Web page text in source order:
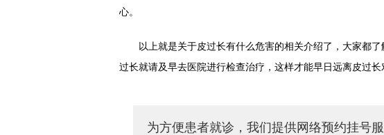
心。
以上就是关于皮过长有什么危害的相关介绍了，大家都了
过长就请及早去医院进行检查治疗，这样才能早日远离皮过长
为方便患者就诊，我们提供网络预约挂号服